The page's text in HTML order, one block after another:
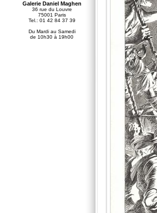
Galerie Daniel Maghen
36 rue du Louvre
75001 Paris
Tel.: 01 42 84 37 39
Du Mardi au Samedi
de 10h30 à 19h00